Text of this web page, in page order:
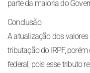
parte da maioria do
Conclusão
A atualização dos
tributação do IRPF,
federal, pois esse tributo